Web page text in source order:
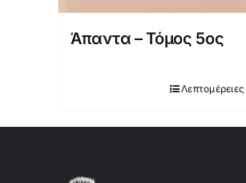
Άπαντα – Τόμος 5ος
Λεπτομέρειες